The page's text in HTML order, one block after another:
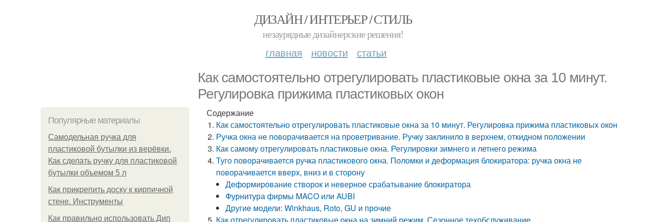
ДИЗАЙН / ИНТЕРЬЕР / СТИЛЬ
незаурядные дизайнерские решения!
главная новости статьи
Как самостоятельно отрегулировать пластиковые окна за 10 минут.
Регулировка прижима пластиковых окон
Популярные материалы
Самодельная ручка для
пластиковой бутылки из верёвки.
Как сделать ручку для пластиковой
бутылки объемом 5 л
Как прикрепить доску к кирпичной
стене. Инструменты
Как правильно использовать Дип
Содержание
Как самостоятельно отрегулировать пластиковые окна за 10 минут. Регулировка прижима пластиковых окон
Ручка окна не поворачивается на проветривание. Ручку заклинило в верхнем, откидном положении
Как самому отрегулировать пластиковые окна. Регулировки зимнего и летнего режима
Туго поворачивается ручка пластикового окна. Поломки и деформация блокиратора: ручка окна не
поворачивается вверх, вниз и в сторону
Деформирование створок и неверное срабатывание блокиратора
Фурнитура фирмы MACO или AUBI
Другие модели: Winkhaus, Roto, GU и прочие